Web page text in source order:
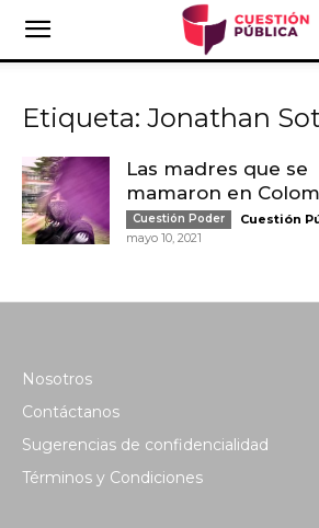
Etiqueta: Jonathan
Las madres que se
mamaron en
Cuestión Poder Cuestión
mayo 10, 2021
Nosotros
Contáctanos
Sugerencias de confidencialidad
Términos y Condiciones